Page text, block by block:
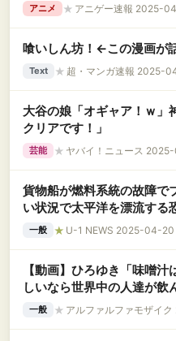
アニメ ★ アニゲー速報 2025-
喰いしん坊！←この漫画が
Text ★ 超・マンガ速報 2025-
大谷の娘「オギャア！ｗ」
クリアです！」
芸能 ★ ヤバイ！ニュース
貨物船が燃料系統の故障で
い状況で太平洋を漂流する
一般 ★ U-1 NEWS 2025-04-20
【動画】ひろゆき「味噌
しいなら世界中の人達が飲
一般 ★ アルファルファモザイ